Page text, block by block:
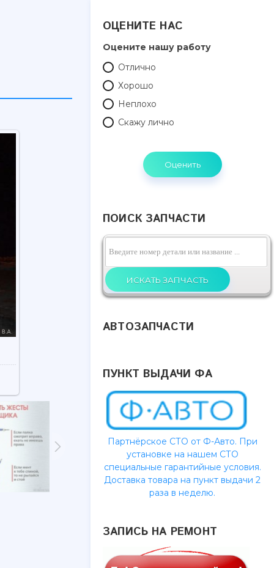
ОЦЕНИТЕ НАС
Оцените нашу работу
Отлично
Хорошо
Неплохо
Скажу лично
ПОИСК ЗАПЧАСТИ
АВТОЗАПЧАСТИ
ПУНКТ ВЫДАЧИ ФА
Партнёрское СТО от Ф-Авто. При
установке на нашем СТО
специальные гарантийные условия.
Доставка товара на пункт выдачи 2
раза в неделю.
ЗАПИСЬ НА РЕМОНТ